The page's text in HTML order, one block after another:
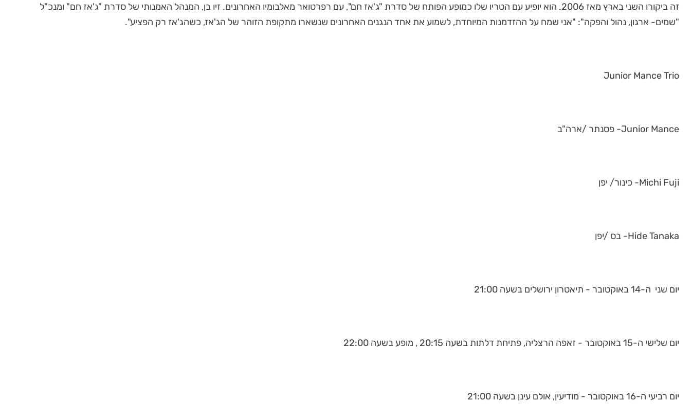
זה ביקורו השני בארץ מאז 2006. הוא יופיע עם הטריו שלו כמופע הפותח של סדרת "ג'אז חם", עם רפרטואר מאלבומיו האחרונים. זיו בן, המנהל האמנותי של סדרת "ג'אז חם" ומנכ"ל
"שמים- ארגון, נהול והפקה": "אני שמח על ההזדמנות המיוחדת, לשמוע את אחד הנגנים האחרונים שנשארו מתקופת הזוהר של הג'אז, כשהג'אז רק הפציע".
Junior Mance Trio
Junior Mance- פסנתר /ארה"ב
Michi Fuji- כינור/ יפן
Hide Tanaka- בס /יפן
יום שני ה-14 באוקטובר - תיאטרון ירושלים בשעה 21:00
יום שלישי ה-15 באוקטובר - זאפה הרצליה, פתיחת דלתות בשעה 20:15 , מופע בשעה 22:00
יום רביעי ה-16 באוקטובר - מודיעין, אולם עינן בשעה 21:00